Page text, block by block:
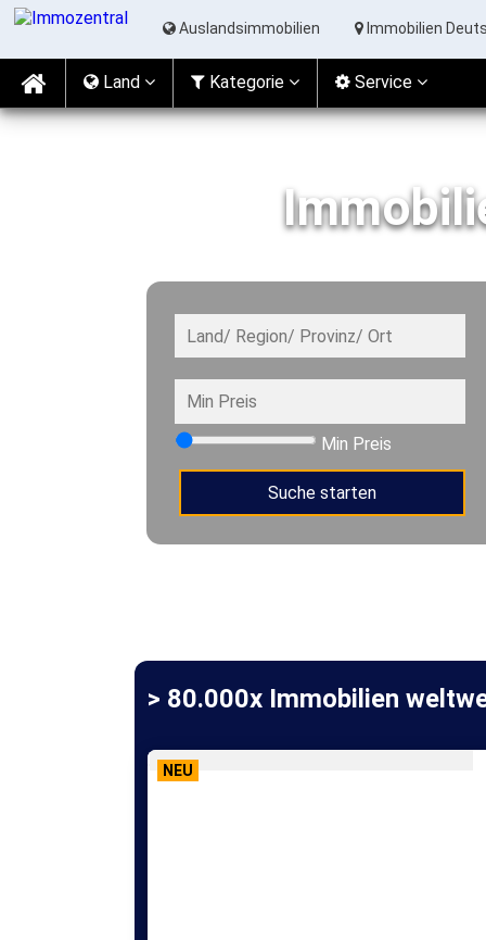
Min Preis
Auslandsimmobilien Immobilien
Land Kategorie Service
> 80.000x Immobilien
NEU